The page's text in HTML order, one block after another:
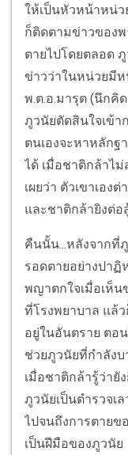
ให้เป็นหัวหน้าหน่
ก็ติดตามข่าวของ
ตายไปโดยตลอด
ข่าวว่าในหน่วยมี
พ.ต.อ.มารุต (นึกคิ
ภูวนัยตัดสินใจเข้า
ตนเองจะหาหลัก
ได้ เมื่อชาติกล้าไ
เผยว่า ตัวเขาเอ
และชาติกล้ายิงต่
คืนนั้น...หลังจากที่
รอดตายอย่างปาฏิ
พญาตกใจเมื่อเห็น
ที่โรงพยาบาล แล้
อยู่ในอันตราย ตอ
ช่วยภูวนัยที่กำลังบ
เมื่อชาติกล้ารู้ว่ายั
ภูวนัยเป็นตำรวจเ
ไปจนถึงการตายข
เป็นฝีมือของภูวนัย